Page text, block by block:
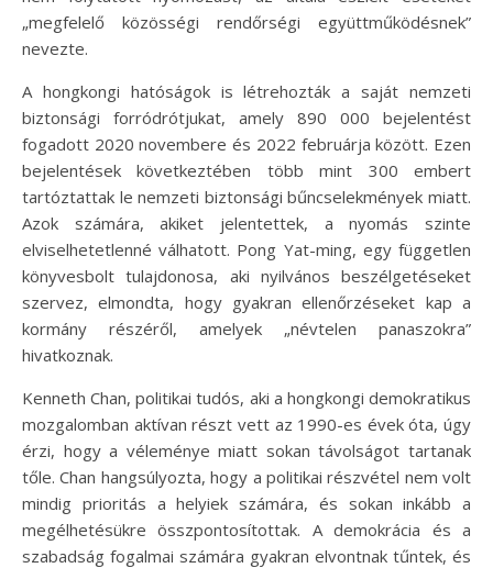
„megfelelő közösségi rendőrségi együttműködésnek”
nevezte.
A hongkongi hatóságok is létrehozták a saját nemzeti
biztonsági forródrótjukat, amely 890 000 bejelentést
fogadott 2020 novembere és 2022 februárja között. Ezen
bejelentések következtében több mint 300 embert
tartóztattak le nemzeti biztonsági bűncselekmények miatt.
Azok számára, akiket jelentettek, a nyomás szinte
elviselhetetlenné válhatott. Pong Yat-ming, egy független
könyvesbolt tulajdonosa, aki nyilvános beszélgetéseket
szervez, elmondta, hogy gyakran ellenőrzéseket kap a
kormány részéről, amelyek „névtelen panaszokra”
hivatkoznak.
Kenneth Chan, politikai tudós, aki a hongkongi demokratikus
mozgalomban aktívan részt vett az 1990-es évek óta, úgy
érzi, hogy a véleménye miatt sokan távolságot tartanak
tőle. Chan hangsúlyozta, hogy a politikai részvétel nem volt
mindig prioritás a helyiek számára, és sokan inkább a
megélhetésükre összpontosítottak. A demokrácia és a
szabadság fogalmai számára gyakran elvontnak tűntek, és